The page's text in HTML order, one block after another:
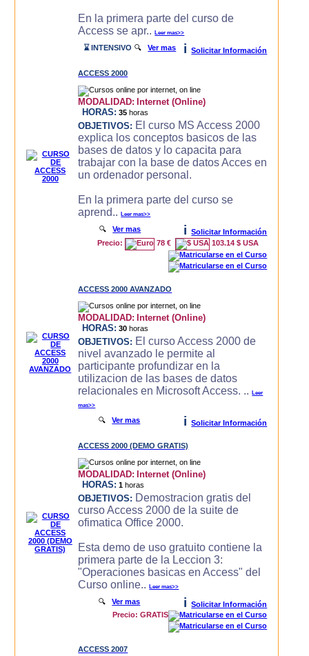
En la primera parte del curso de
Access se apr..Leer mas>>
⌛ INTENSIVO 🔍Ver mas i Solicitar Información
ACCESS 2000
MODALIDAD: Internet (Online)
HORAS: 35 horas
OBJETIVOS: El curso MS Access 2000
explica los conceptos basicos de las
bases de datos y lo capacita para
trabajar con la base de datos Acces en
un ordenador personal.
En la primera parte del curso se
aprend..Leer mas>>
🔍Ver mas i
Solicitar Información
Precio:
78 € 103.14 $ USA
ACCESS 2000 AVANZADO
MODALIDAD: Internet (Online)
HORAS: 30 horas
OBJETIVOS: El curso Access 2000 de
nivel avanzado le permite al
participante profundizar en la
utilizacion de las bases de datos
relacionales en Microsoft Access. ..Leer
mas>>
🔍Ver mas i Solicitar Información
ACCESS 2000 (DEMO GRATIS)
MODALIDAD: Internet (Online)
HORAS: 1 horas
OBJETIVOS: Demostracion gratis del
curso Access 2000 de la suite de
ofimatica Office 2000.
Esta demo de uso gratuito contiene la
primera parte de la Leccion 3:
"Operaciones basicas en Access" del
Curso online..Leer mas>>
🔍Ver mas i
Solicitar Información
Precio: GRATIS
ACCESS 2007